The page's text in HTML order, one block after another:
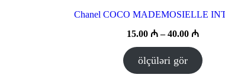
Chanel COCO MADEMOSIELLE
15.00 ₼ –40.00 ₼Fiyat
15.00 ₼
–
ölçüləri gör